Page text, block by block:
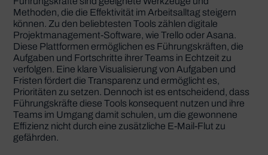
Methoden, die die Effektivität im Arbeitsalltag steigern
können. Zu den beliebtesten Tools zählen digitale
Projektmanagement-Software, wie Trello oder Asana.
Diese Plattformen ermöglichen es Führungskräften, die
Aufgaben und Fortschritte ihrer Teams in Echtzeit zu
verfolgen. Eine klare Visualisierung von Aufgaben und
Fristen fördert die Transparenz und ermöglicht es,
Prioritäten zu setzen. Dennoch ist es entscheidend, dass
Führungskräfte diese Tools konsequent nutzen und ihre
Teams im Umgang damit schulen, um die gewonnene
Effizienz nicht durch eine zusätzliche E-Mail-Flut zu
gefährden.